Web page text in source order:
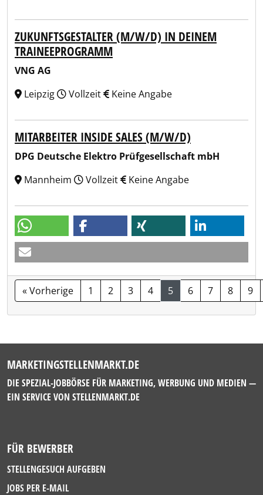
ZUKUNFTSGESTALTER (M/W/D) IN DEINEM
TRAINEEPROGRAMM
VNG AG
Leipzig
Vollzeit Keine Angabe
MITARBEITER INSIDE SALES (M/W/D)
DPG Deutsche Elektro Prüfgesellschaft mbH
Mannheim
Vollzeit Keine Angabe
« Vorherige 1 2 3 4 5 6 7 8 9
MARKETINGSTELLENMARKT.DE
DIE SPEZIAL-JOBBÖRSE FÜR MARKETING, WERBUNG UND MEDIEN —
EIN SERVICE VON STELLENMARKT.DE
FÜR BEWERBER
STELLENGESUCH AUFGEBEN
JOBS PER E-MAIL